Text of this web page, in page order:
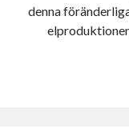
denna